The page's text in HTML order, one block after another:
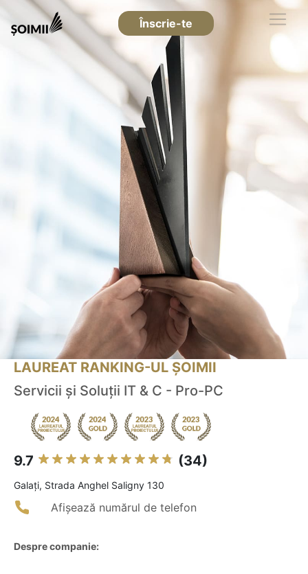
Înscrie-te
LAUREAT RANKING-UL ȘOIMII
Servicii și Soluții IT & C - Pro-PC
9.7 (34)
Galaţi, Strada Anghel Saligny 130
Afișează numărul de telefon
Despre companie: